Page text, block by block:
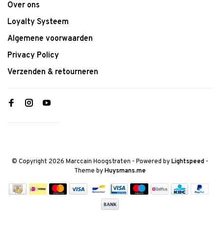
Over ons
Loyalty Systeem
Algemene voorwaarden
Privacy Policy
Verzenden & retourneren
© Copyright 2026 Marccain Hoogstraten - Powered byLightspeed -
Theme byHuysmans.me